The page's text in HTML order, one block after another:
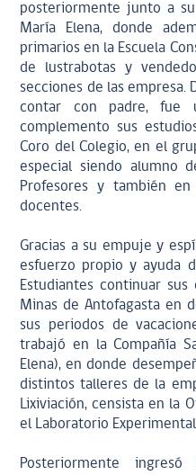
posteriormente junto a
María Elena, donde
primarios en la Escuela
de lustrabotas y
secciones de las empresa.
contar con padre, fue
complemento sus
Coro del Colegio, en el
especial siendo alumno
Profesores y también
docentes.
Gracias a su empuje y
esfuerzo propio y ayuda
Estudiantes continuar sus
Minas de Antofagasta en
sus periodos de
trabajó en la Compañía
Elena), en donde
distintos talleres de la
Lixiviación, censista en la
el Laboratorio
Posteriormente